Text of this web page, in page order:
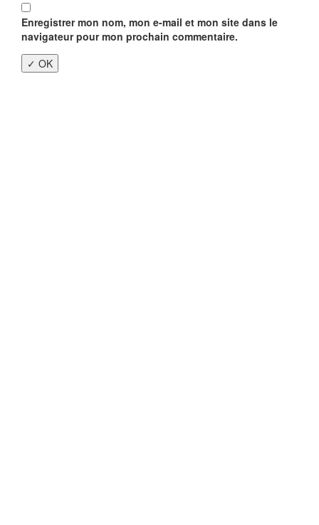
Enregistrer mon nom, mon e-mail et mon site dans le
navigateur pour mon prochain commentaire.